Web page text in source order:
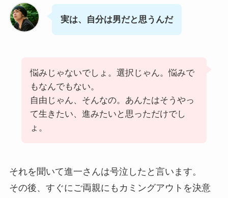
実は、自分は男だと思うんだ
悩みじゃないでしょ。選択じゃん。悩みで
もなんでもない。
自由じゃん、そんなの。あんたはそうやっ
て生きたい、進みたいと思っただけでし
ょ。
それを聞いて進一さんは号泣したと言います。
その後、すぐにご両親にもカミングアウトを決意